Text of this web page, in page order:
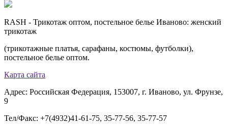
RASH - Трикотаж оптом, постельное белье Иваново: женский
трикотаж
(трикотажные платья, сарафаны, костюмы, футболки),
постельное белье оптом.
Карта сайта
Адрес: Российская Федерация, 153007, г. Иваново, ул. Фрунзе,
9
Тел/Факс: +7(4932)41-61-75, 35-77-56, 35-77-57